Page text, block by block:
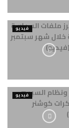
فيديو
فيديو